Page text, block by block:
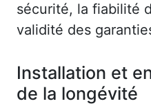
sécurité, la fiabilité
validité des
Installation et
de la longévité